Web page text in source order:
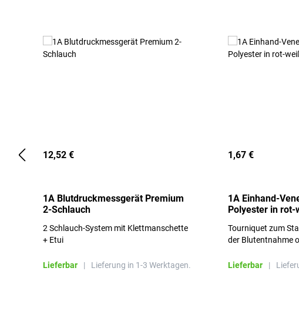
12,52 €
1A Blutdruckmessgerät Premium
2-Schlauch
2 Schlauch-System mit Klettmanschette
+ Etui
Lieferbar | Lieferung in 1-3 Werktagen.
1,67 €
1A Einhand-
Polyester in rot-
Tourniquet zum
der Blutentnahme
Lieferbar |